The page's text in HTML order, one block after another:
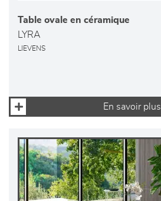
Table ovale en céramique
LYRA
LIEVENS
En savoir plus